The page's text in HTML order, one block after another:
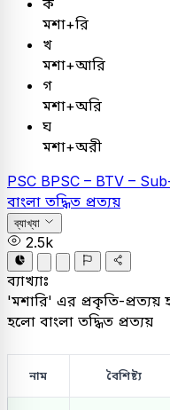
ক
মশা+রি
খ
মশা+আরি
গ
মশা+অরি
ঘ
মশা+অরী
PSC BPSC – BTV –
বাংলা তদ্ধিত প্রত্যয়
ব্যাখ্যা
2.5k
ব্যাখ্যাঃ
'মশারি' এর প্রকৃতি-প্রত্যয়
হলো বাংলা তদ্ধিত প্রত্যয়
নাম বৈশিষ্ট্য